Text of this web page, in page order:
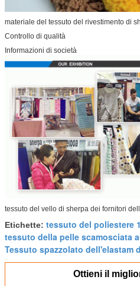
materiale del tessuto del rivestimento di
Controllo di qualità
Informazioni di società
tessuto del vello di sherpa dei fornitori
Etichette: tessuto del poliestere
tessuto della pelle scamosciata
Tessuto spazzolato dell'elastam
Ottieni il